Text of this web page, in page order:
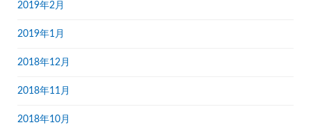
2019年2月
2019年1月
2018年12月
2018年11月
2018年10月